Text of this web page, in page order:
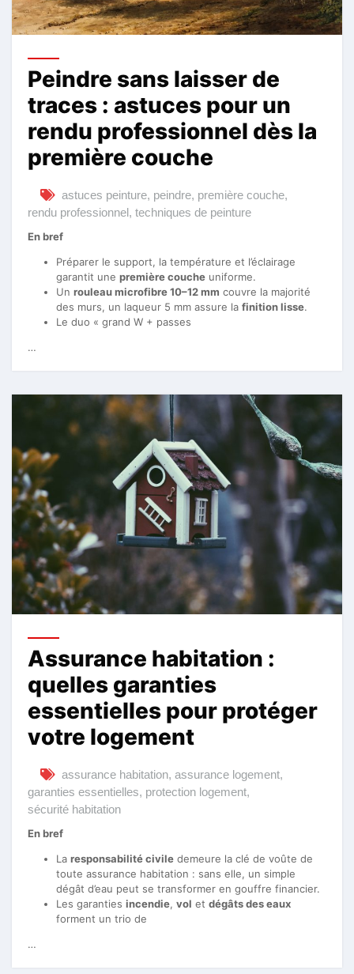
Peindre sans laisser de
traces : astuces pour un
rendu professionnel dès la
première couche
astuces peinture, peindre, première couche,
rendu professionnel, techniques de peinture
En bref
Préparer le support, la température et l’éclairage
garantit une première couche uniforme.
Un rouleau microfibre 10–12 mm couvre la majorité
des murs, un laqueur 5 mm assure la finition lisse.
Le duo « grand W + passes
…
Assurance habitation :
quelles garanties
essentielles pour protéger
votre logement
assurance habitation, assurance logement,
garanties essentielles, protection logement,
sécurité habitation
En bref
La responsabilité civile demeure la clé de voûte de
toute assurance habitation : sans elle, un simple
dégât d’eau peut se transformer en gouffre financier.
Les garanties incendie, vol et dégâts des eaux
forment un trio de
…